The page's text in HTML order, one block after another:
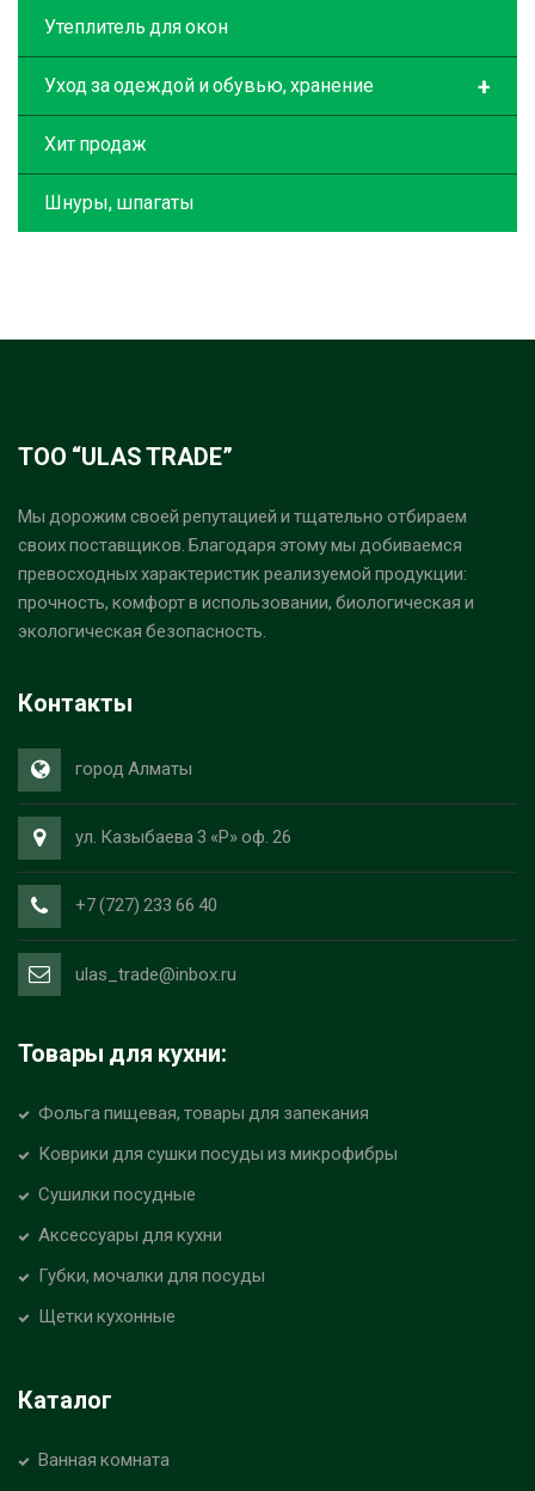
Утеплитель для окон
+
Уход за одеждой и обувью, хранение
Хит продаж
Шнуры, шпагаты
ТОО “ULAS TRADE”
Мы дорожим своей репутацией и тщательно отбираем
своих поставщиков. Благодаря этому мы добиваемся
превосходных характеристик реализуемой продукции:
прочность, комфорт в использовании, биологическая и
экологическая безопасность.
Контакты
город Алматы
ул. Казыбаева 3 «Р» оф. 26
+7 (727) 233 66 40
ulas_trade@inbox.ru
Товары для кухни:
Фольга пищевая, товары для запекания
Коврики для сушки посуды из микрофибры
Сушилки посудные
Аксессуары для кухни
Губки, мочалки для посуды
Щетки кухонные
Каталог
Ванная комната